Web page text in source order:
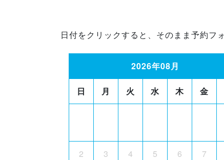
日付をクリックすると、そのまま予約フ
2026年08月
日 月 火 水 木 金
2 3 4 5 6 7